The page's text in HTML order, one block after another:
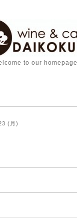
to our homepage
(月)